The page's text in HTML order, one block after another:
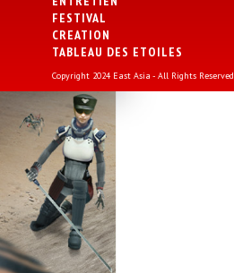
FESTIVAL
CREATION
TABLEAU DES ETOILES
Copyright 2024 East Asia - All Rights Reserved